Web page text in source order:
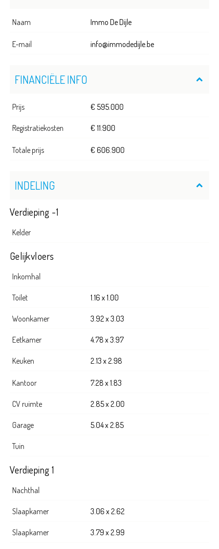
Naam Immo De Dijle
E-mail info@immodedijle.be
FINANCIËLE INFO
Prijs € 595.000
Registratiekosten € 11.900
Totale prijs € 606.900
INDELING
Verdieping -1
Kelder
Gelijkvloers
Inkomhal
Toilet 1.16 x 1.00
Woonkamer 3.92 x 3.03
Eetkamer 4.78 x 3.97
Keuken 2.13 x 2.98
Kantoor 7.28 x 1.83
CV ruimte 2.85 x 2.00
Garage 5.04 x 2.85
Tuin
Verdieping 1
Nachthal
Slaapkamer 3.06 x 2.62
Slaapkamer 3.79 x 2.99